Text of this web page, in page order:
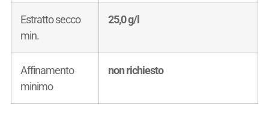
Estratto secco
min.
25,0 g/l
Affinamento
minimo
non richiesto